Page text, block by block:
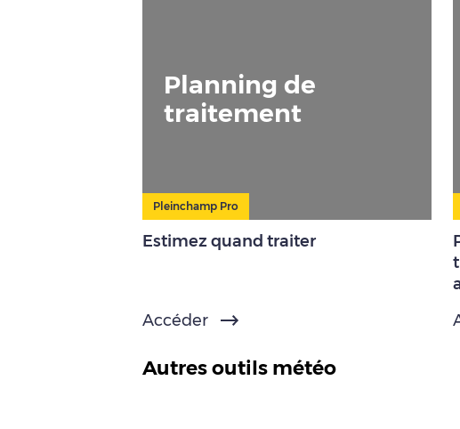
Planning de
traitement
Pleinchamp Pro
Estimez quand traiter
Accéder
Autres outils météo